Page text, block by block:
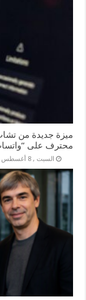
ميزة جديدة من
محترف على
السبت , 8 أغسطس 2026